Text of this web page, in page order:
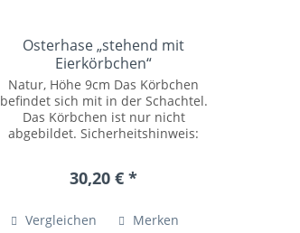
Osterhase „stehend mit
Eierkörbchen“
Natur, Höhe 9cm Das Körbchen
befindet sich mit in der Schachtel.
Das Körbchen ist nur nicht
abgebildet. Sicherheitshinweis:
OT Riechberg Tel.: +49 (0)37207
30,20 € *
Vergleichen Merken